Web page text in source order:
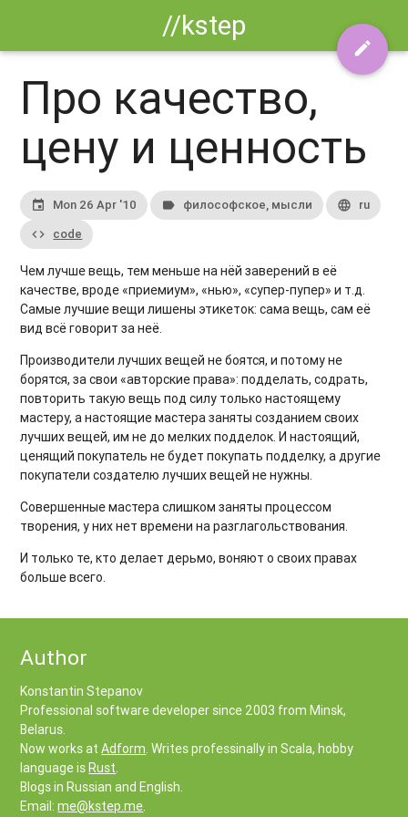
//kstep
edit
Про качество,
цену и ценность
event Mon 26 Apr '10 label философское, мысли language ru
code code
Чем лучше вещь, тем меньше на нёй заверений в её
качестве, вроде «приемиум», «нью», «супер-пупер» и т.д.
Самые лучшие вещи лишены этикеток: сама вещь, сам её
вид всё говорит за неё.
Производители лучших вещей не боятся, и потому не
борятся, за свои «авторские права»: подделать, содрать,
повторить такую вещь под силу только настоящему
мастеру, а настоящие мастера заняты созданием своих
лучших вещей, им не до мелких подделок. И настоящий,
ценящий покупатель не будет покупать подделку, а другие
покупатели создателю лучших вещей не нужны.
Совершенные мастера слишком заняты процессом
творения, у них нет времени на разглагольствования.
И только те, кто делает дерьмо, воняют о своих правах
больше всего.
Author
Konstantin Stepanov
Professional software developer since 2003 from Minsk,
Belarus.
Now works atAdform. Writes professinally in Scala, hobby
language is Rust.
Blogs in Russian and English.
Email:me@kstep.me.